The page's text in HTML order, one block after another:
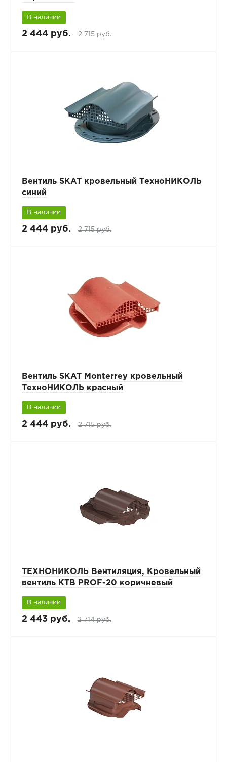
В наличии
2 444 руб. 2 715 руб.
Вентиль SKAT кровельный ТехноНИКОЛЬ
синий
В наличии
2 444 руб. 2 715 руб.
Вентиль SKAT Monterrey кровельный
ТехноНИКОЛЬ красный
В наличии
2 444 руб. 2 715 руб.
ТЕХНОНИКОЛЬ Вентиляция, Кровельный
вентиль КТВ PROF-20 коричневый
В наличии
2 443 руб. 2 714 руб.